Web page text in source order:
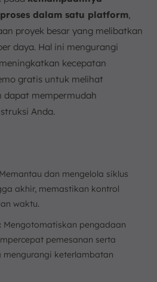
dalam satu platform,
proyek besar yang melibatkan
daya. Hal ini mengurangi
kecepatan
gratis untuk melihat
dapat mempermudah
Anda.
dan mengelola siklus
akhir, memastikan kontrol
waktu.
Mengotomatiskan pengadaan
pemesanan serta
mengurangi keterlambatan